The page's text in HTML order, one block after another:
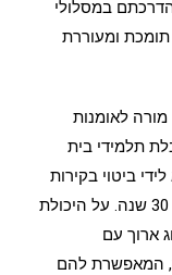
במסלולי
ומעוררת
מורה לאומנות
תלמידי בית
ביטוי בקירות
היצירה המוצגים במבנה בית הספר לאורך 30 שנה. על היכולת
ארוך עם
המאפשרת להם